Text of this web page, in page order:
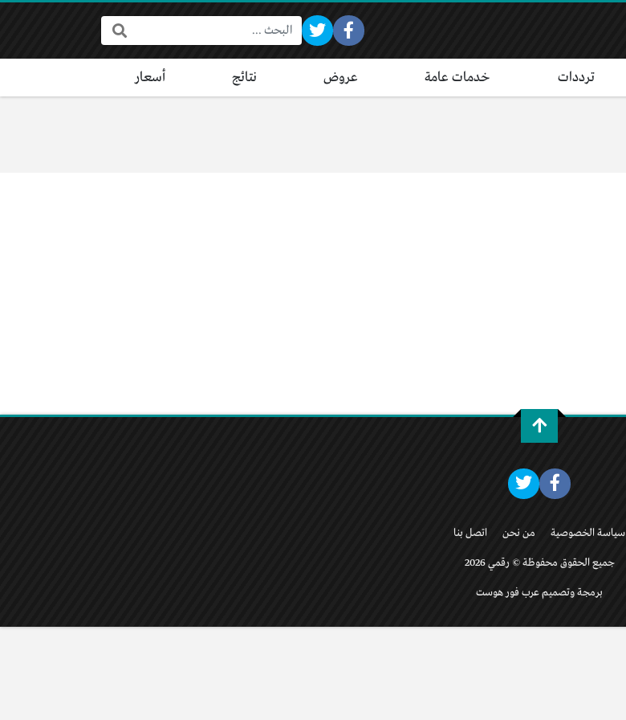
البحث:
ترددات خدمات عامة عروض نتائج أسعار
سياسة الخصوصية من نحن اتصل بنا
جميع الحقوق محفوظة © رقمي 2026
برمجة وتصميم عرب فور هوست